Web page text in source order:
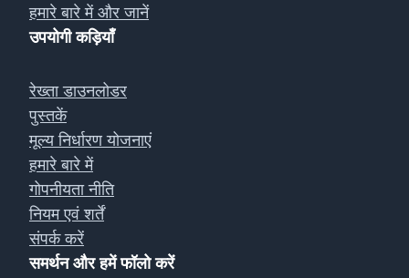
हमारे बारे में और जानें
उपयोगी कड़ियाँ
रेख्ता डाउनलोडर
पुस्तकें
मूल्य निर्धारण योजनाएं
हमारे बारे में
गोपनीयता नीति
नियम एवं शर्तें
संपर्क करें
समर्थन और हमें फॉलो करें